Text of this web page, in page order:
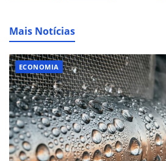
Mais Notícias
ECONOMIA